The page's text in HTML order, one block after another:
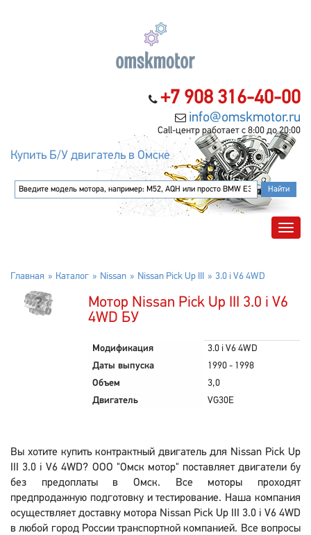
+7 908 316-40-00
info@omskmotor.ru
Call-центр работает с 8:00 до 20:00
Купить Б/У двигатель в Омске
Главная Каталог Nissan Nissan Pick Up III 3.0 i V6 4WD
Мотор Nissan Pick Up III 3.0 i V6
4WD БУ
Модификация
3.0 i V6 4WD
Даты выпуска
1990 - 1998
Объем
3,0
Двигатель
VG30E
Вы хотите купить контрактный двигатель для Nissan Pick Up
III 3.0 i V6 4WD? ООО "Омск мотор" поставляет двигатели бу
без предоплаты в Омск. Все моторы проходят
предпродажную подготовку и тестирование. Наша компания
осуществляет доставку мотора Nissan Pick Up III 3.0 i V6 4WD
в любой город России транспортной компанией. Все вопросы